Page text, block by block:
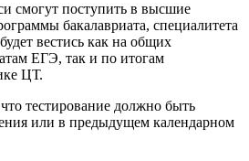
смогут поступить в высшие
бакалавриата, специалитета
вестись как на общих
ЕГЭ, так и по итогам
ЦТ.
тестирование должно быть
или в предыдущем календарном